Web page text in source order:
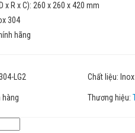
x R x C): 260 x 260 x 420 mm
304
hãng
LG2 Chất liệu:
hàng Thương hiệu: